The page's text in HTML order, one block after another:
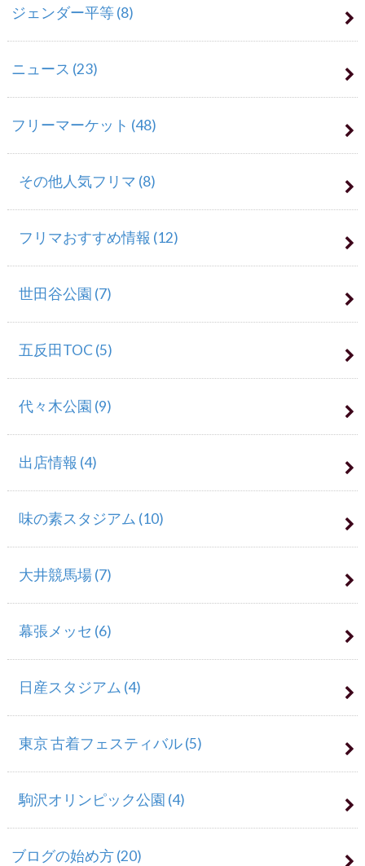
ジェンダー平等(8)
ニュース (23)
フリーマーケット (48)
その他人気フリマ (8)
フリマおすすめ情報 (12)
世田谷公園 (7)
五反田TOC(5)
代々木公園 (9)
出店情報 (4)
味の素スタジアム (10)
大井競馬場(7)
幕張メッセ (6)
日産スタジアム (4)
東京 古着フェスティバル(5)
駒沢オリンピック公園 (4)
ブログの始め方(20)